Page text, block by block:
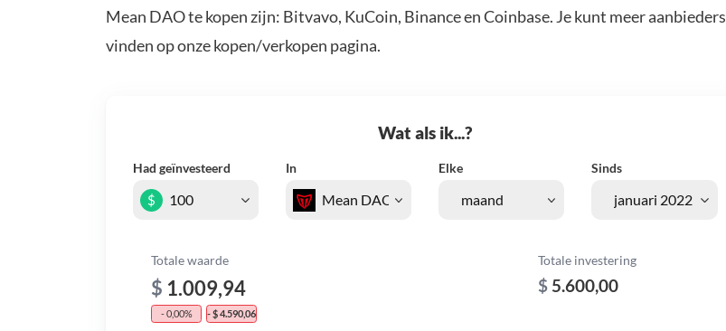
Mean DAO te kopen zijn: Bitvavo, KuCoin, Binance en Coinbase. Je kunt meer aanbieders
vinden op onze kopen/verkopen pagina.
Wat als ik...?
Had geïnvesteerd In Elke Sinds
$
Totale waarde
$ 1.009,94
- 0,00% - $ 4.590,06
Totale investering
$ 5.600,00